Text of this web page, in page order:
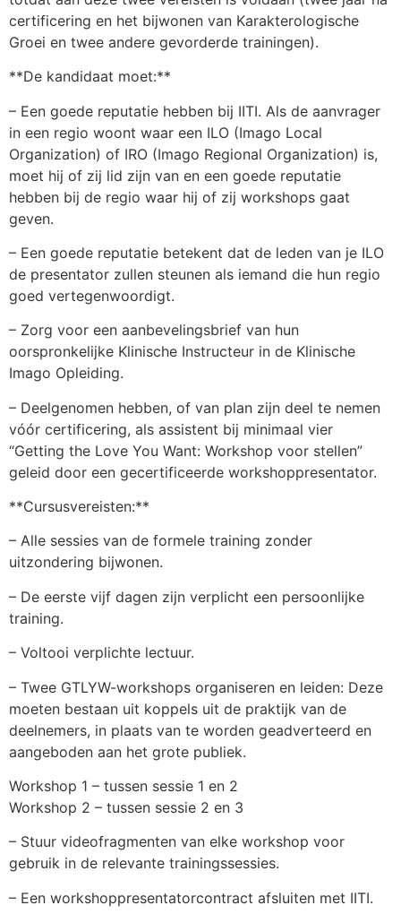
certificering en het bijwonen van Karakterologische
Groei en twee andere gevorderde trainingen).
**De kandidaat moet:**
– Een goede reputatie hebben bij IITI. Als de aanvrager
in een regio woont waar een ILO (Imago Local
Organization) of IRO (Imago Regional Organization) is,
moet hij of zij lid zijn van en een goede reputatie
hebben bij de regio waar hij of zij workshops gaat
geven.
– Een goede reputatie betekent dat de leden van je ILO
de presentator zullen steunen als iemand die hun regio
goed vertegenwoordigt.
– Zorg voor een aanbevelingsbrief van hun
oorspronkelijke Klinische Instructeur in de Klinische
Imago Opleiding.
– Deelgenomen hebben, of van plan zijn deel te nemen
vóór certificering, als assistent bij minimaal vier
“Getting the Love You Want: Workshop voor stellen”
geleid door een gecertificeerde workshoppresentator.
**Cursusvereisten:**
– Alle sessies van de formele training zonder
uitzondering bijwonen.
– De eerste vijf dagen zijn verplicht een persoonlijke
training.
– Voltooi verplichte lectuur.
– Twee GTLYW-workshops organiseren en leiden: Deze
moeten bestaan uit koppels uit de praktijk van de
deelnemers, in plaats van te worden geadverteerd en
aangeboden aan het grote publiek.
Workshop 1 – tussen sessie 1 en 2
Workshop 2 – tussen sessie 2 en 3
– Stuur videofragmenten van elke workshop voor
gebruik in de relevante trainingssessies.
– Een workshoppresentatorcontract afsluiten met IITI.